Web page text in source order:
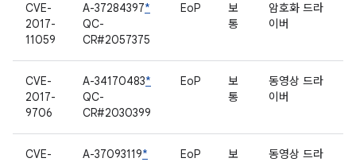
CVE-
2017-
11059
A-37284397*
QC-
CR#2057375
EoP
보
통
암호화 드라
이버
CVE-
2017-
9706
A-34170483*
QC-
CR#2030399
EoP
보
통
동영상 드라
이버
CVE-
A-37093119*
EoP
보
동영상 드라